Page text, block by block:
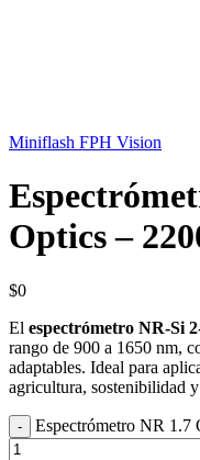
Miniflash FPH Vision
Optics –
$0
El espectrómetro NR-Si
rango de 900 a 1650 nm,
adaptables. Ideal para
agricultura, sostenibilidad
Espectrómetro NR 1.7